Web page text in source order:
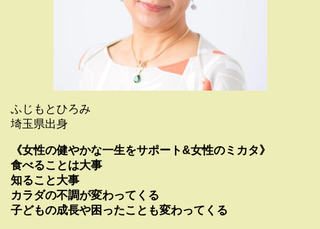
ふじもとひろみ
埼玉県出身
《女性の健やかな一生をサポート&女性のミカタ》
食べることは大事
知ること大事
カラダの不調が変わってくる
子どもの成長や困ったことも変わってくる